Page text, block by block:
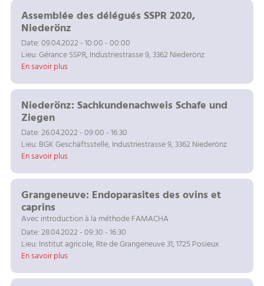
Assemblée des délégués SSPR 2020,
Niederönz
Date: 09.04.2022 - 10:00 - 00:00
Lieu: Gérance SSPR, Industriestrasse 9, 3362 Niederönz
En savoir plus
Niederönz: Sachkundenachweis Schafe und
Ziegen
Date: 26.04.2022 - 09:00 - 16:30
Lieu: BGK Geschäftsstelle, Industriestrasse 9, 3362 Niederönz
En savoir plus
Grangeneuve: Endoparasites des ovins et
caprins
Avec introduction à la méthode FAMACHA
Date: 28.04.2022 - 09:30 - 16:30
Lieu: Institut agricole, Rte de Grangeneuve 31, 1725 Posieux
En savoir plus